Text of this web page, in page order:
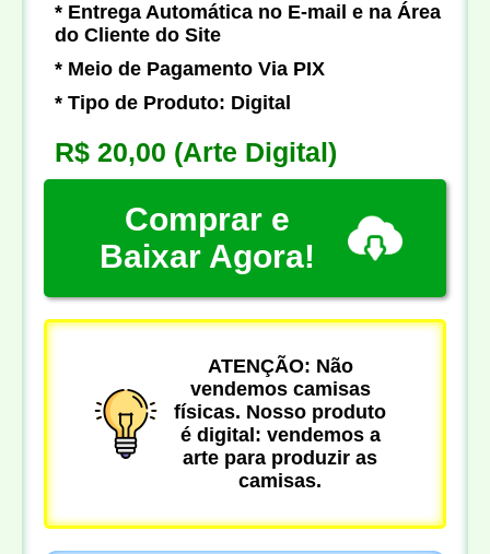
* Entrega Automática no E-mail e na Área
do Cliente do Site
* Meio de Pagamento Via PIX
* Tipo de Produto: Digital
R$ 20,00 (Arte Digital)
Comprar e
Baixar Agora!
ATENÇÃO: Não
vendemos camisas
físicas. Nosso produto
é digital: vendemos a
arte para produzir as
camisas.